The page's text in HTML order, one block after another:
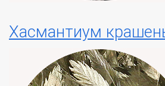
Хасмантиум